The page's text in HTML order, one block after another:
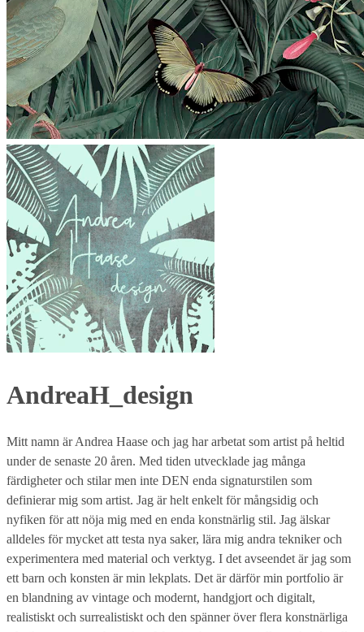
AndreaH_design
Mitt namn är Andrea Haase och jag har arbetat som artist på heltid
under de senaste 20 åren. Med tiden utvecklade jag många
färdigheter och stilar men inte DEN enda signaturstilen som
definierar mig som artist. Jag är helt enkelt för mångsidig och
nyfiken för att nöja mig med en enda konstnärlig stil. Jag älskar
alldeles för mycket att testa nya saker, lära mig andra tekniker och
experimentera med material och verktyg. I det avseendet är jag som
ett barn och konsten är min lekplats. Det är därför min portfolio är
en blandning av vintage och modernt, handgjort och digitalt,
realistiskt och surrealistiskt och den spänner över flera konstnärliga